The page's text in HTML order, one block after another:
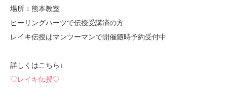
場所：熊本教室
ヒーリングハーツで伝授受講済の方
レイキ伝授はマンツーマンで開催随時予約受付中
詳しくはこちら↓
♡レイキ伝授♡